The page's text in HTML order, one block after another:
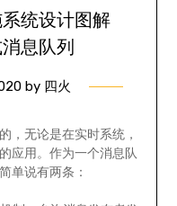
统设计图解
消息队列
by 四火
，无论是在实时系统，
应用。作为一个消息队
单说有两条：